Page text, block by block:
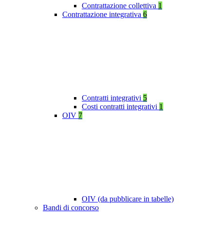
Contrattazione collettiva 1
Contrattazione integrativa 6
Contratti integrativi 5
Costi contratti integrativi 1
OIV 7
OIV (da pubblicare in tabelle)
Bandi di concorso